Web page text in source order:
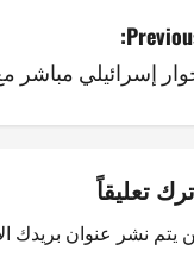
إسرائيلي مباشر
تعليقاً
يتم نشر عنوان بريدك